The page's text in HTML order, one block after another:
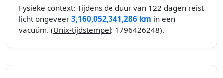
Fysieke context: Tijdens de duur van 122 dagen reist
licht ongeveer 3,160,052,341,286 km in een
vacuüm. (Unix-tijdstempel: 1796426248).